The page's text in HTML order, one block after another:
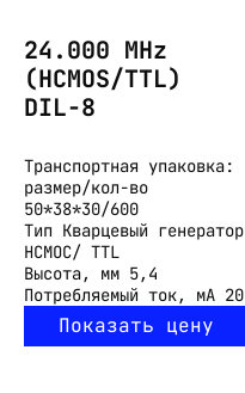
24.000 MHz
(HCMOS/TTL)
DIL-8
Транспортная упаковка:
размер/кол-во
50*38*30/600
Тип Кварцевый генератор
HCMOC/ TTL
Высота, мм 5,4
Потребляемый ток, мА 20
Показать цену